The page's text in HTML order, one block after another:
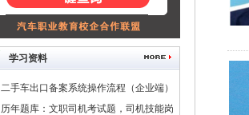
学习资料
二手车出口备案系统操作流程（企业端）
历年题库：文职司机考试题，司机技能岗